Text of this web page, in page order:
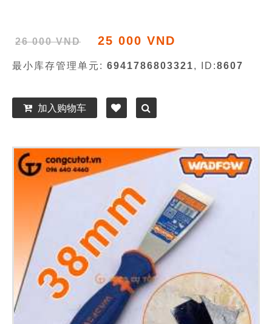
26 000 VND 25 000 VND
最小库存管理单元: 6941786803321, ID:8607
加入购物车